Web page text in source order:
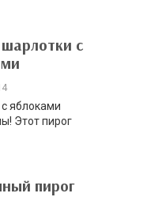
с
яблоками
Этот пирог
пирог